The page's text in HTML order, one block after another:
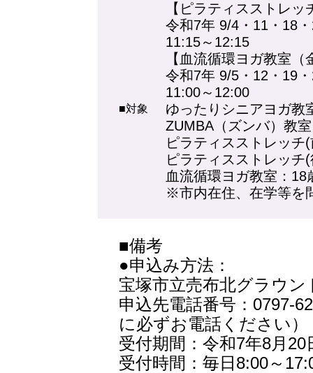
【ピラティスストレ
令和7年 9/4・11・18
11:15～12:15
【血流循環ヨガ教室（
令和7年 9/5・12・19
11:00～12:00
■対象
ゆったりシニアヨガ教
ZUMBA（ズンバ）教
ピラティスストレッチ
ピラティスストレッチ
血流循環ヨガ教室：18
※市内在住、在学等を
■備考
●申込み方法：
宝塚市立売布北グラウン
申込先電話番号：0797-
に必ずお電話ください）
受付期間：令和7年8月20
受付時間：毎日8:00～